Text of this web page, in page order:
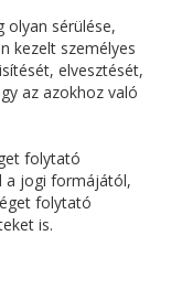
olyan sérülése,
kezelt személyes
elvesztését,
az azokhoz való
folytató
a jogi formájától,
folytató
is.